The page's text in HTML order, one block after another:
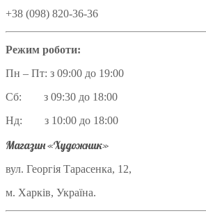
+38 (098) 820-36-36
Режим роботи:
Пн – Пт: з 09:00 до 19:00
Сб: з 09:30 до 18:00
Нд: з 10:00 до 18:00
Магазин «Художник»
вул. Георгія Тарасенка, 12,
м. Харків, Україна.